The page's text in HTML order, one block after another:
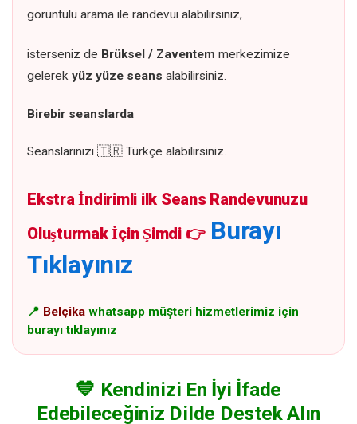
görüntülü arama ile randevuı alabilirsiniz,
isterseniz de Brüksel / Zaventem merkezimize
gelerek yüz yüze seans alabilirsiniz.
Birebir seanslarda
Seanslarınızı 🇹🇷 Türkçe alabilirsiniz.
Ekstra İndirimli ilk Seans Randevunuzu
Oluşturmak İçin Şimdi 👉Burayı
Tıklayınız
📍 Belçika whatsapp müşteri hizmetlerimiz için
burayı tıklayınız
💙 Kendinizi En İyi İfade
Edebileceğiniz Dilde Destek Alın